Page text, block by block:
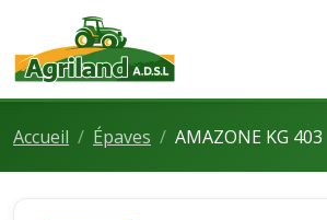
Accueil Épaves AMAZONE KG 403